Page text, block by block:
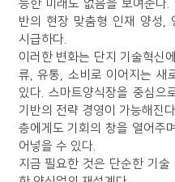
능한 미래도 없음을 보여준다.
반의 현장 맞춤형 인재 양성,
시급하다.
이러한 변화는 단지 기술혁신
류, 유통, 소비로 이어지는 새
있다. 스마트양식장을 중심으
기반의 전략 경영이 가능해진
층에게도 기회의 창을 열어주
어넣을 수 있다.
지금 필요한 것은 단순한 기술